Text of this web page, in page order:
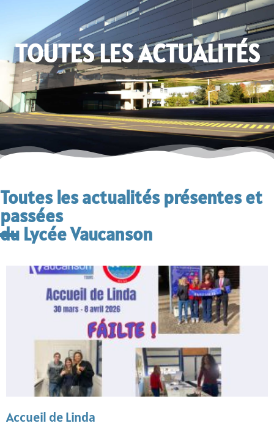
TOUTES LES ACTUALITÉS
Toutes les actualités présentes et
passées
du Lycée Vaucanson
Accueil de Linda